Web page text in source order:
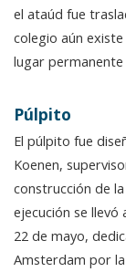
el ataúd fue
colegio aún
lugar
Púlpito
El púlpito fue
Koenen,
construcción de la
ejecución se llevó
22 de mayo,
Amsterdam por